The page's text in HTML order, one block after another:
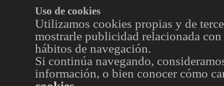
Uso de cookies
Utilizamos cookies propias y de
mostrarle publicidad relacionada
hábitos de navegación.
Si continúa navegando,
información, o bien conocer cómo